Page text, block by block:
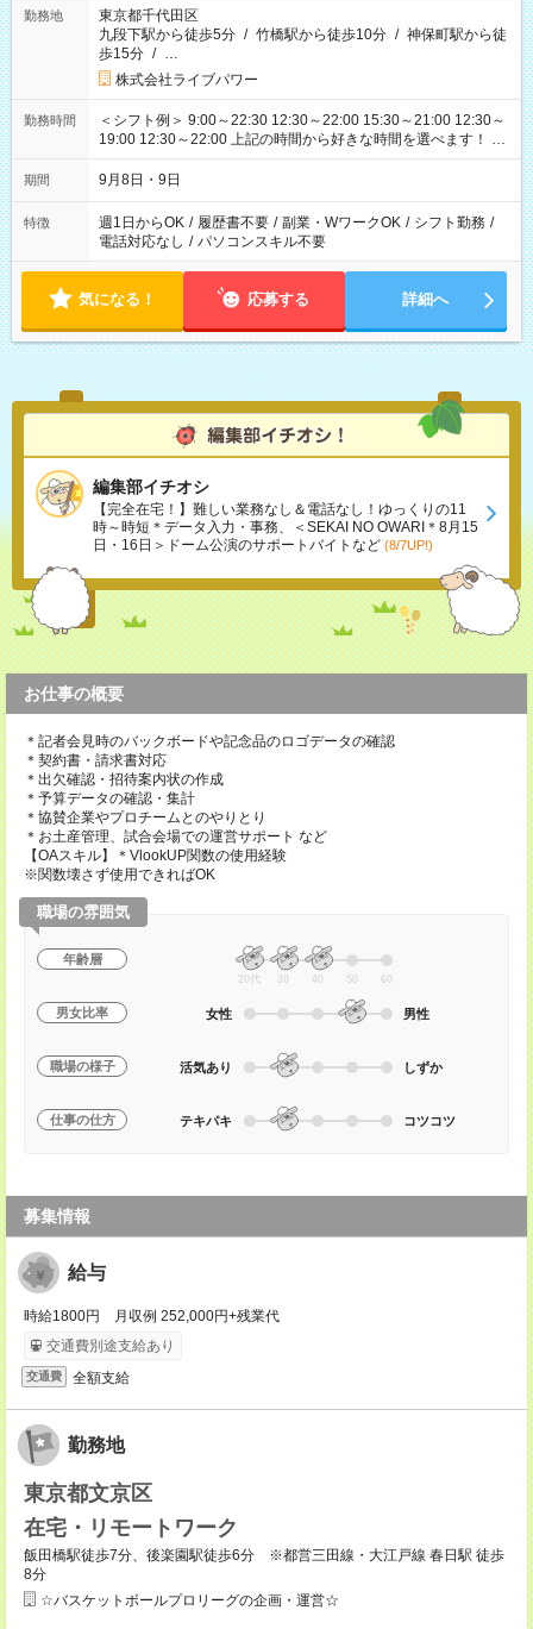
勤務地
東京都千代田区
九段下駅から徒歩5分 / 竹橋駅から徒歩10分 / 神保町駅から徒
歩15分 / …
株式会社ライブパワー
勤務時間
＜シフト例＞ 9:00～22:30 12:30～22:00 15:30～21:00 12:30～
19:00 12:30～22:00 上記の時間から好きな時間を選べます！ ※
時間は変更となる可能性があります
期間 9月8日・9日
特徴 週1日からOK / 履歴書不要 / 副業・WワークOK / シフト勤務 /
電話対応なし / パソコンスキル不要
気になる！ 応募する 詳細へ
編集部イチオシ
【完全在宅！】難しい業務なし＆電話なし！ゆっくりの11
時～時短＊データ入力・事務、＜SEKAI NO OWARI＊8月15
日・16日＞ドーム公演のサポートバイトなど (8/7UP!)
お仕事の概要
＊記者会見時のバックボードや記念品のロゴデータの確認
＊契約書・請求書対応
＊出欠確認・招待案内状の作成
＊予算データの確認・集計
＊協賛企業やプロチームとのやりとり
＊お土産管理、試合会場での運営サポート など
【OAスキル】＊VlookUP関数の使用経験
※関数壊さず使用できればOK
職場の雰囲気
年齢層
20代 30 40 50 60
男女比率 女性 男性
職場の様子 活気あり しずか
仕事の仕方 テキパキ コツコツ
募集情報
給与
時給1800円 月収例 252,000円+残業代
交通費別途支給あり
交通費 全額支給
勤務地
東京都文京区
在宅・リモートワーク
飯田橋駅徒歩7分、後楽園駅徒歩6分 ※都営三田線・大江戸線 春日駅 徒歩
8分
☆バスケットボールプロリーグの企画・運営☆